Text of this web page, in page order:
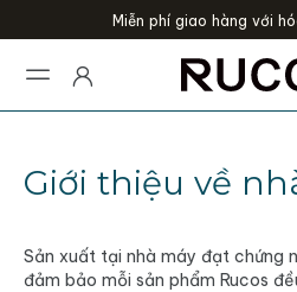
Miễn phí giao hàng với
Giới thiệu về
Sản xuất tại nhà máy đạt chứng
đảm bảo mỗi sản phẩm Rucos